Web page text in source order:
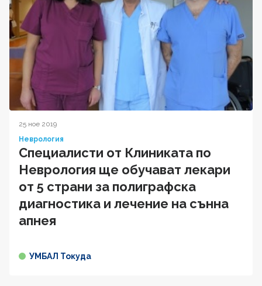
25 ное 2019
Неврология
Специалисти от Клиниката по
Неврология ще обучават лекари
от 5 страни за полиграфска
диагностика и лечение на сънна
апнея
УМБАЛ Токуда